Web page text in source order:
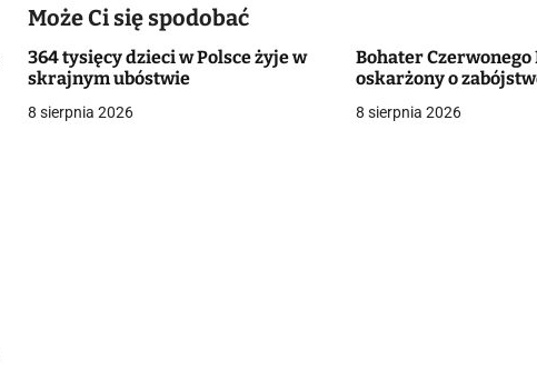
i
g
a
Może Ci się spodobać
364 tysięcy dzieci w Polsce żyje w
skrajnym ubóstwie
8 sierpnia 2026
Bohater Czerwonego
oskarżony o
8 sierpnia 2026